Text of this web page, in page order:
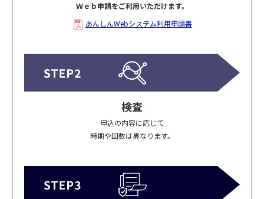
Ｗｅｂ申請をご利用いただけます。
あんしんWebシステム利用申請書
検査
申込の内容に応じて
時期や回数は異なります。